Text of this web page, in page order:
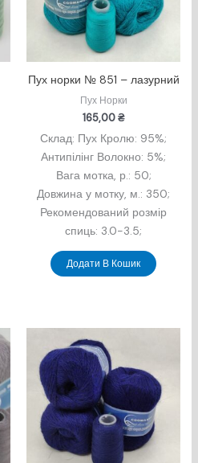
Пух норки № 851 – лазурний
Пух Норки
165,00₴
Склад: Пух Кролю: 95%;
Антипілінг Волокно: 5%;
Вага мотка, р.: 50;
Довжина у мотку, м.: 350;
Рекомендований розмір
спиць: 3.0-3.5;
Додати В Кошик